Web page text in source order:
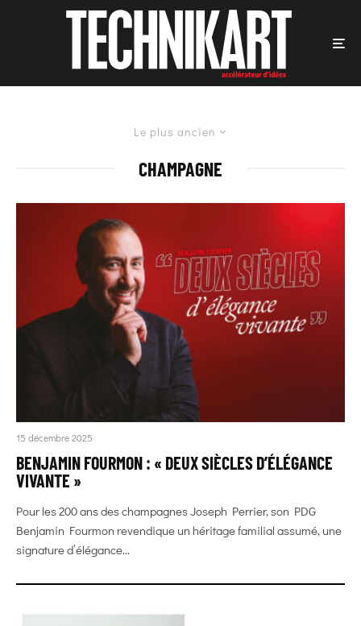
Le plus ancien
CHAMPAGNE
15 décembre 2025
BENJAMIN FOURMON : « DEUX SIÈCLES D’ÉLÉGANCE
VIVANTE »
Pour les 200 ans des champagnes Joseph Perrier, son PDG
Benjamin Fourmon revendique un héritage familial assumé, une
signature d’élégance...